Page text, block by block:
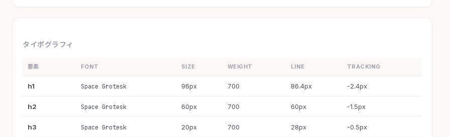
タイポグラフィ
要素 FONT SIZE WEIGHT LINE TRACKING
h1 Space Grotesk 96px 700 86.4px -2.4px
h2 Space Grotesk 60px 700 60px -1.5px
h3 Space Grotesk 20px 700 28px -0.5px